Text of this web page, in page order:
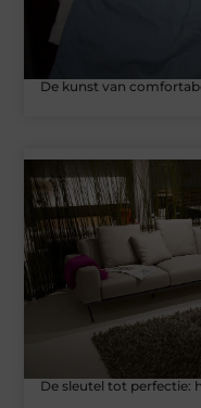
De kunst van
De sleutel tot perfectie: